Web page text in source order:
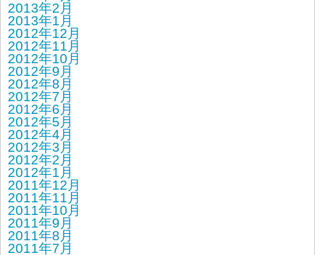
2013年2月
2013年1月
2012年12月
2012年11月
2012年10月
2012年9月
2012年8月
2012年7月
2012年6月
2012年5月
2012年4月
2012年3月
2012年2月
2012年1月
2011年12月
2011年11月
2011年10月
2011年9月
2011年8月
2011年7月